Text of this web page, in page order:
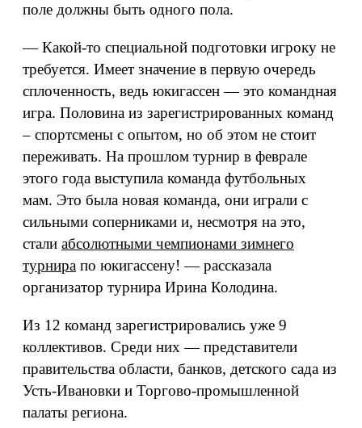
поле должны быть одного пола.
— Какой-то специальной подготовки игроку не
требуется. Имеет значение в первую очередь
сплоченность, ведь юкигассен — это командная
игра. Половина из зарегистрированных команд
– спортсмены с опытом, но об этом не стоит
переживать. На прошлом турнир в феврале
этого года выступила команда футбольных
мам. Это была новая команда, они играли с
сильными соперниками и, несмотря на это,
стали абсолютными чемпионами зимнего
турнира по юкигассену! — рассказала
организатор турнира Ирина Колодина.
Из 12 команд зарегистрировались уже 9
коллективов. Среди них — представители
правительства области, банков, детского сада из
Усть-Ивановки и Торгово-промышленной
палаты региона.